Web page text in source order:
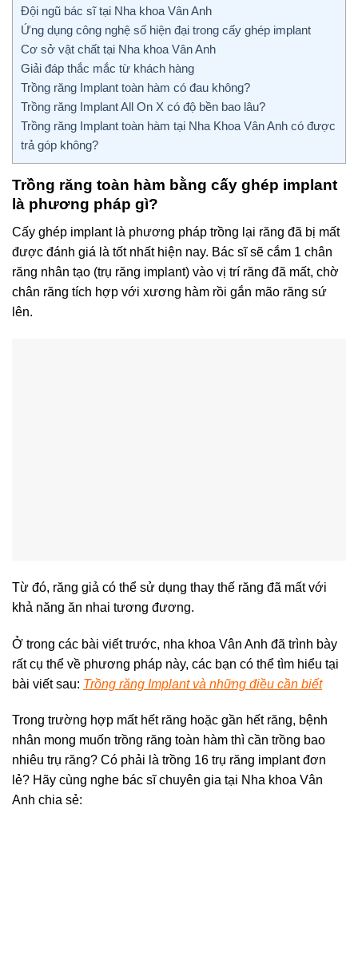
Đội ngũ bác sĩ tại Nha khoa Vân Anh
Ứng dụng công nghệ số hiện đại trong cấy ghép implant
Cơ sở vật chất tại Nha khoa Vân Anh
Giải đáp thắc mắc từ khách hàng
Trồng răng Implant toàn hàm có đau không?
Trồng răng Implant All On X có độ bền bao lâu?
Trồng răng Implant toàn hàm tại Nha Khoa Vân Anh có được
trả góp không?
Trồng răng toàn hàm bằng cấy ghép implant
là phương pháp gì?
Cấy ghép implant là phương pháp trồng lại răng đã bị mất
được đánh giá là tốt nhất hiện nay. Bác sĩ sẽ cắm 1 chân
răng nhân tạo (trụ răng implant) vào vị trí răng đã mất, chờ
chân răng tích hợp với xương hàm rồi gắn mão răng sứ
lên.
Từ đó, răng giả có thể sử dụng thay thế răng đã mất với
khả năng ăn nhai tương đương.
Ở trong các bài viết trước, nha khoa Vân Anh đã trình bày
rất cụ thể về phương pháp này, các bạn có thể tìm hiểu tại
bài viết sau: Trồng răng Implant và những điều cần biết
Trong trường hợp mất hết răng hoặc gần hết răng, bệnh
nhân mong muốn trồng răng toàn hàm thì cần trồng bao
nhiêu trụ răng? Có phải là trồng 16 trụ răng implant đơn
lẻ? Hãy cùng nghe bác sĩ chuyên gia tại Nha khoa Vân
Anh chia sẻ: